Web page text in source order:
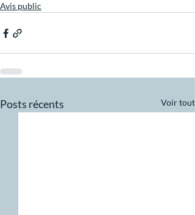
Avis public
Posts récents Voir tout